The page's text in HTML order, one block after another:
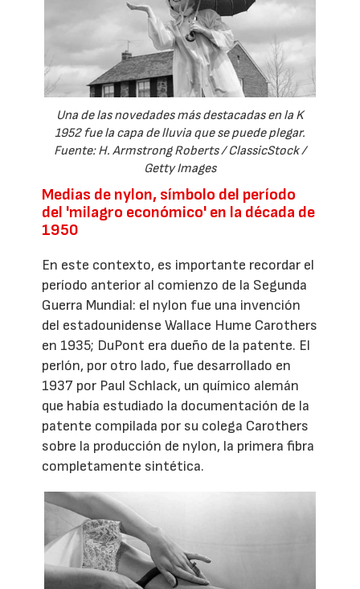
Una de las novedades más destacadas en la K
1952 fue la capa de lluvia que se puede plegar.
Fuente: H. Armstrong Roberts / ClassicStock /
Getty Images
Medias de nylon, símbolo del período
del 'milagro económico' en la década de
1950
En este contexto, es importante recordar el
período anterior al comienzo de la Segunda
Guerra Mundial: el nylon fue una invención
del estadounidense Wallace Hume Carothers
en 1935; DuPont era dueño de la patente. El
perlón, por otro lado, fue desarrollado en
1937 por Paul Schlack, un químico alemán
que había estudiado la documentación de la
patente compilada por su colega Carothers
sobre la producción de nylon, la primera fibra
completamente sintética.